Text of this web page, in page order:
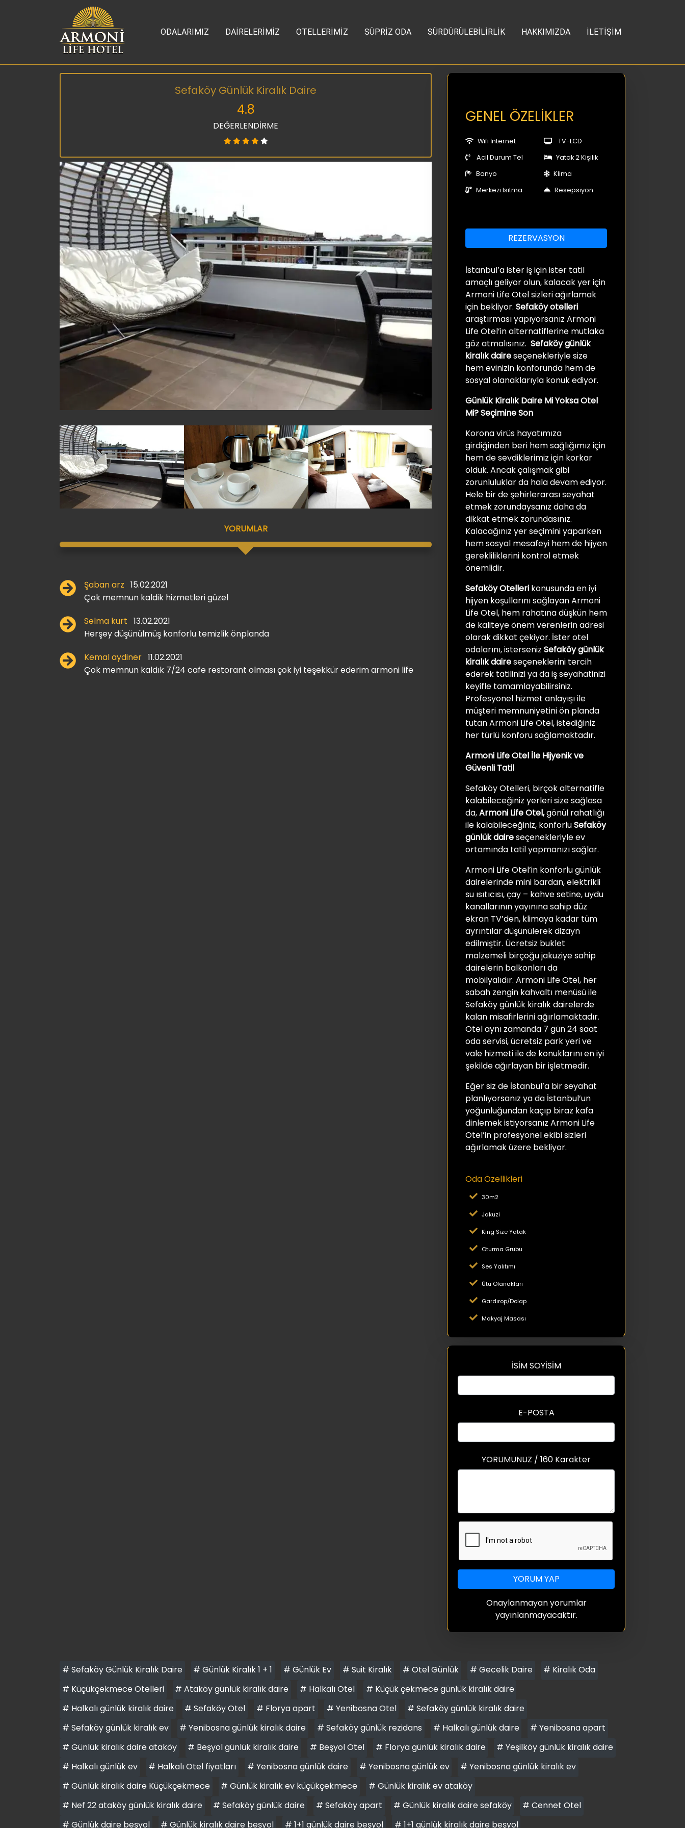
ODALARIMIZ DAİRELERİMİZ OTELLERİMİZ SÜPRİZ ODA SÜRDÜRÜLEBİLİRLİK HAKKIMIZDA İLETİŞİM
Sefaköy Günlük Kiralık Daire
4.8
DEĞERLENDİRME
YORUMLAR
Şaban arz 15.02.2021
Çok memnun kaldik hizmetleri güzel
Selma kurt 13.02.2021
Herşey düşünülmüş konforlu temizlik önplanda
Kemal aydiner 11.02.2021
Çok memnun kaldık 7/24 cafe restorant olması çok iyi teşekkür ederim armoni life
GENEL ÖZELİKLER
Wifi İnternet
TV-LCD
Acil Durum Tel
Yatak 2 Kişilik
Banyo
Klima
Merkezi Isıtma
Resepsiyon
REZERVASYON
İstanbul’a ister iş için ister tatil
amaçlı geliyor olun, kalacak yer için
Armoni Life Otel sizleri ağırlamak
için bekliyor. Sefaköy otelleri
araştırması yapıyorsanız Armoni
Life Otel’in alternatiflerine mutlaka
göz atmalısınız. Sefaköy günlük
kiralık daireseçenekleriyle size
hem evinizin konforunda hem de
sosyal olanaklarıyla konuk ediyor.
Günlük Kiralık Daire Mi Yoksa Otel
Mi? Seçimine Son
Korona virüs hayatımıza
girdiğinden beri hem sağlığımız için
hem de sevdiklerimiz için korkar
olduk. Ancak çalışmak gibi
zorunluluklar da hala devam ediyor.
Hele bir de şehirlerarası seyahat
etmek zorundaysanız daha da
dikkat etmek zorundasınız.
Kalacağınız yer seçimini yaparken
hem sosyal mesafeyi hem de hijyen
gerekliliklerini kontrol etmek
önemlidir.
Sefaköy Otelleri konusunda en iyi
hijyen koşullarını sağlayan Armoni
Life Otel, hem rahatına düşkün hem
de kaliteye önem verenlerin adresi
olarak dikkat çekiyor. İster otel
odalarını, isterseniz Sefaköy günlük
kiralık daireseçeneklerini tercih
ederek tatilinizi ya da iş seyahatinizi
keyifle tamamlayabilirsiniz.
Profesyonel hizmet anlayışı ile
müşteri memnuniyetini ön planda
tutan Armoni Life Otel, istediğiniz
her türlü konforu sağlamaktadır.
Armoni Life Otel İle Hijyenik ve
Güvenli Tatil
Sefaköy Otelleri, birçok alternatifle
kalabileceğiniz yerleri size sağlasa
da,Armoni Life Otel,gönül rahatlığı
ile kalabileceğiniz, konforluSefaköy
günlük daireseçenekleriyle ev
ortamında tatil yapmanızı sağlar.
Armoni Life Otel’in konforlu günlük
dairelerinde mini bardan, elektrikli
su ısıtıcısı, çay – kahve setine, uydu
kanallarının yayınına sahip düz
ekran TV’den, klimaya kadar tüm
ayrıntılar düşünülerek dizayn
edilmiştir. Ücretsiz buklet
malzemeli birçoğu jakuziye sahip
dairelerin balkonları da
mobilyalıdır. Armoni Life Otel, her
sabah zengin kahvaltı menüsü ile
Sefaköy günlük kiralık dairelerde
kalan misafirlerini ağırlamaktadır.
Otel aynı zamanda 7 gün 24 saat
oda servisi, ücretsiz park yeri ve
vale hizmeti ile de konuklarını en iyi
şekilde ağırlayan bir işletmedir.
Eğer siz de İstanbul’a bir seyahat
planlıyorsanız ya da İstanbul’un
yoğunluğundan kaçıp biraz kafa
dinlemek istiyorsanız Armoni Life
Otel’in profesyonel ekibi sizleri
ağırlamak üzere bekliyor.
Oda Özellikleri
30m2
Jakuzi
King Size Yatak
Oturma Grubu
Ses Yalıtımı
Ütü Olanakları
Gardırop/Dolap
Makyaj Masası
İSİM SOYİSİM
E-POSTA
YORUMUNUZ / 160 Karakter
YORUM YAP
Onaylanmayan yorumlar
yayınlanmayacaktır.
# Sefaköy Günlük Kiralık Daire # Günlük Kiralık 1 + 1 # Günlük Ev # Suit Kiralık # Otel Günlük # Gecelik Daire
# Kiralık Oda
# Küçükçekmece Otelleri
# Ataköy günlük kiralık daire # Halkalı Otel
# Küçük çekmece günlük kiralık daire
# Halkalı günlük kiralık daire
# Sefaköy Otel # Florya apart # Yenibosna Otel
# Sefaköy günlük kiralık daire
# Sefaköy günlük kiralık ev
# Yenibosna günlük kiralık daire # Sefaköy günlük rezidans # Halkalı günlük daire
# Yenibosna apart
# Günlük kiralık daire ataköy
# Beşyol günlük kiralık daire # Beşyol Otel # Florya günlük kiralık daire
# Yeşilköy günlük kiralık daire
# Halkalı günlük ev
# Halkalı Otel fiyatları # Yenibosna günlük daire # Yenibosna günlük ev
# Yenibosna günlük kiralık ev
# Günlük kiralık daire Küçükçekmece
# Günlük kiralık ev küçükçekmece
# Günlük kiralık ev ataköy
# Nef 22 ataköy günlük kiralık daire
# Sefaköy günlük daire # Sefaköy apart # Günlük kiralık daire sefaköy
# Cennet Otel
# Günlük daire beşyol
# Günlük kiralık daire beşyol # 1+1 günlük daire beşyol # 1+1 günlük kiralık daire beşyol